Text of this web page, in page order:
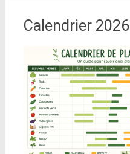
Calendrier 2026